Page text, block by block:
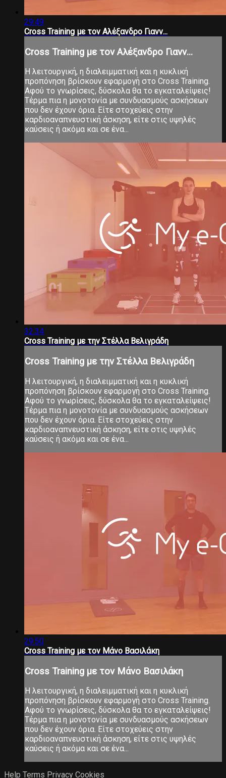
29:49
Cross Training με τον Αλέξανδρο Γιανν...
Cross Training με τον Αλέξανδρο Γιανν...
Η λειτουργική, η διαλειμματική και η κυκλική
προπόνηση βρίσκουν εφαρμογή στο Cross Training.
Αφού το γνωρίσεις, δύσκολα θα το εγκαταλείψεις!
Τέρμα πια η μονοτονία με συνδυασμούς ασκήσεων
που δεν έχουν όρια. Είτε στοχεύεις στην
καρδιοαναπνευστική άσκηση, είτε στις υψηλές
καύσεις ή ακόμα και σε ένα...
32:34
Cross Training με την Στέλλα Βελιγράδη
Cross Training με την Στέλλα Βελιγράδη
Η λειτουργική, η διαλειμματική και η κυκλική
προπόνηση βρίσκουν εφαρμογή στο Cross Training.
Αφού το γνωρίσεις, δύσκολα θα το εγκαταλείψεις!
Τέρμα πια η μονοτονία με συνδυασμούς ασκήσεων
που δεν έχουν όρια. Είτε στοχεύεις στην
καρδιοαναπνευστική άσκηση, είτε στις υψηλές
καύσεις ή ακόμα και σε ένα...
29:50
Cross Training με τον Μάνο Βασιλάκη
Cross Training με τον Μάνο Βασιλάκη
Η λειτουργική, η διαλειμματική και η κυκλική
προπόνηση βρίσκουν εφαρμογή στο Cross Training.
Αφού το γνωρίσεις, δύσκολα θα το εγκαταλείψεις!
Τέρμα πια η μονοτονία με συνδυασμούς ασκήσεων
που δεν έχουν όρια. Είτε στοχεύεις στην
καρδιοαναπνευστική άσκηση, είτε στις υψηλές
καύσεις ή ακόμα και σε ένα...
Help Terms Privacy Cookies